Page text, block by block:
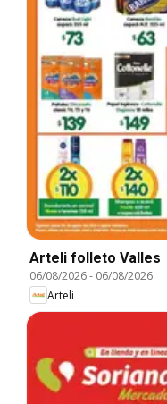
Arteli folleto Valles
06/08/2026- 06/08/2026
Arteli